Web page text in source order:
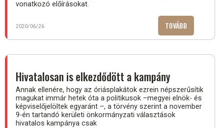
vonatkozó előírásokat.
2020/06/26 TOVÁBB
A
SZLOVÁKIAI
Hivatalosan is elkezdődött a kampány
Annak ellenére, hogy az óriásplakátok ezrein népszerűsítik
magukat immár hetek óta a politikusok –megyei elnök- és
képviselőjelöltek egyaránt –, a törvény szerint a november
9-én tartandó kerületi önkormányzati választások
hivatalos kampánya csak